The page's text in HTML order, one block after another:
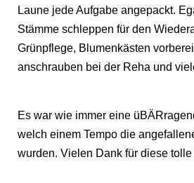
Laune jede Aufgabe angepackt.
Stämme schleppen für den
Grünpflege, Blumenkästen
anschrauben bei der Reha und
Es war wie immer eine
welch einem Tempo die
wurden. Vielen Dank für diese